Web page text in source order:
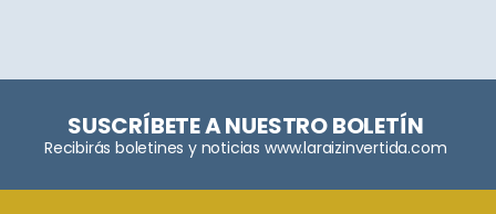
SUSCRÍBETE A NUESTRO BOLETÍN
Recibirás boletines y noticias www.laraizinvertida.com